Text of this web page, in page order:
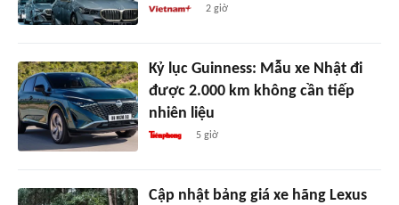
2 giờ
Kỷ lục Guinness: Mẫu xe Nhật đi
được 2.000 km không cần tiếp
nhiên liệu
5 giờ
Cập nhật bảng giá xe hãng Lexus